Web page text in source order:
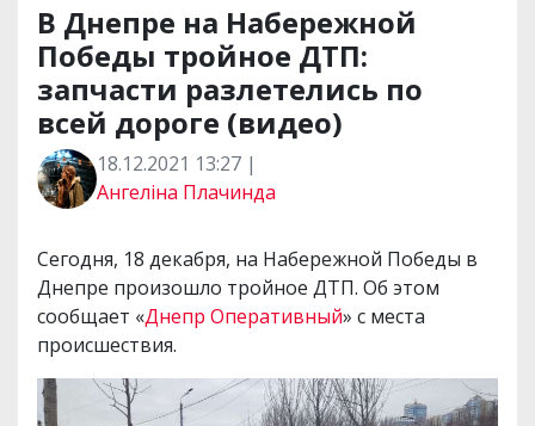
В Днепре на Набережной
Победы тройное ДТП:
запчасти разлетелись по
всей дороге (видео)
18.12.2021 13:27 |
Ангеліна Плачинда
Сегодня, 18 декабря, на Набережной Победы в
Днепре произошло тройное ДТП. Об этом
сообщает «Днепр Оперативный» с места
происшествия.